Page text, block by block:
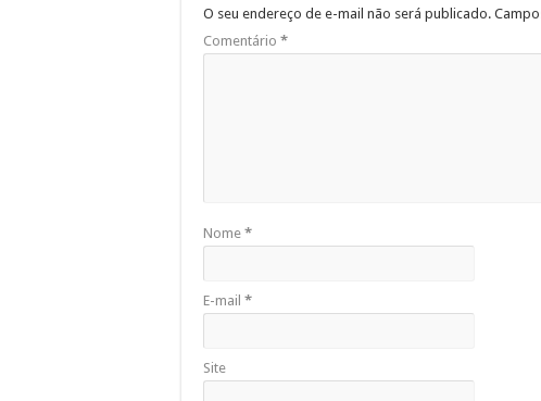
O seu endereço de e-mail não será publicado.
Comentário *
Nome *
E-mail *
Site